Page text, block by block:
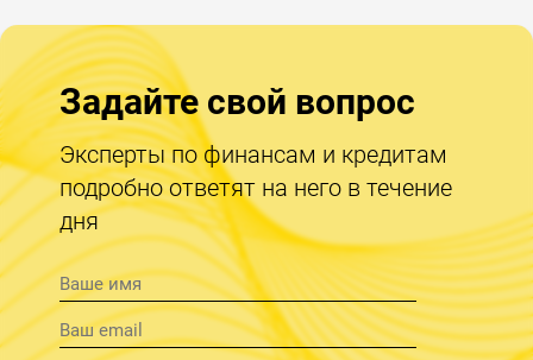
Задайте свой вопрос
Эксперты по финансам и кредитам
подробно ответят на него в течение
дня